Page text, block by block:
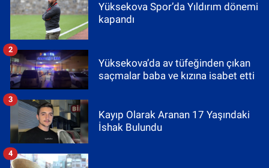
Yüksekova Spor’da Yıldırım dönemi
kapandı
Yüksekova’da av tüfeğinden çıkan
saçmalar baba ve kızına isabet etti
2
Kayıp Olarak Aranan 17 Yaşındaki
İshak Bulundu
3
4